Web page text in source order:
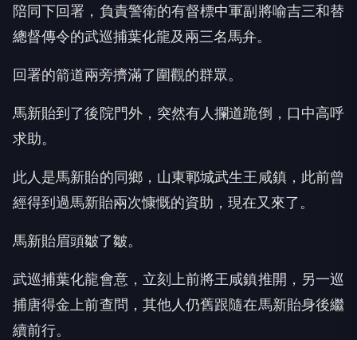
陪同下回署，負責警衛的有督標中軍副將喻吉三和替
總督傳令的武巡捕葉化龍及兩三名馬弁。
回署的箭道兩旁擠滿了圍觀的群眾。
馬新貽到了後院門外，突然有人攔道跪倒，口中高呼
求助。
此人是馬新貽的同鄉，山東鄆城武生王咸鎮，此前曾
經得到過馬新貽兩次慷慨的資助，現在又來了。
馬新貽眉頭皺了皺。
武巡捕葉化龍會意，立刻上前將王咸鎮推開，另一巡
捕唐得金上前查問，其他人仍舊跟隨在馬新貽身後繼
續前行。